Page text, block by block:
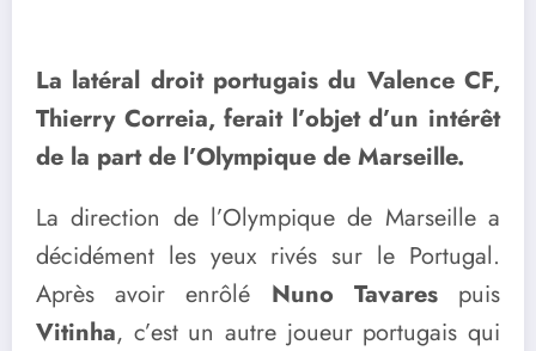
La latéral droit portugais du Valence CF,
Thierry Correia, ferait l’objet d’un intérêt
de la part de l’Olympique de Marseille.
La direction de l’Olympique de Marseille a
décidément les yeux rivés sur le Portugal.
Après avoir enrôlé Nuno Tavarespuis
Vitinha, c’est un autre joueur portugais qui